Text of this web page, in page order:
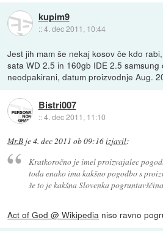
kupim9
::4. dec 2011, 10:44
Jest jih mam še nekaj kosov če kdo
sata WD 2.5 in 160gb IDE 2.5 samsung
neodpakirani, datum proizvodnje Aug.
Bistri007
::4. dec 2011, 11:10
Mr.B je4. dec 2011 ob 09:16izjavil:
Kratkoročno je imel proizvajalec
toda enako ima kakšno pogodbo s
še to je kakšna Slovenka pogruntavščina
Act of God @ Wikipedia niso ravno